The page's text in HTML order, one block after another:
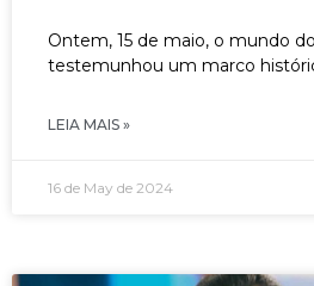
Ontem, 15 de maio, o mundo
testemunhou um marco
LEIA MAIS »
16 de May de 2024